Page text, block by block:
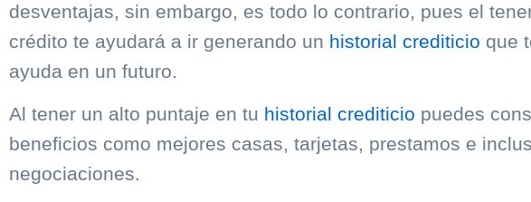
desventajas, sin embargo, es todo lo contrario, pues el
crédito te ayudará a ir generando un historial crediticio que
ayuda en un futuro.
Al tener un alto puntaje en tu historial crediticio puedes
beneficios como mejores casas, tarjetas, prestamos e
negociaciones.